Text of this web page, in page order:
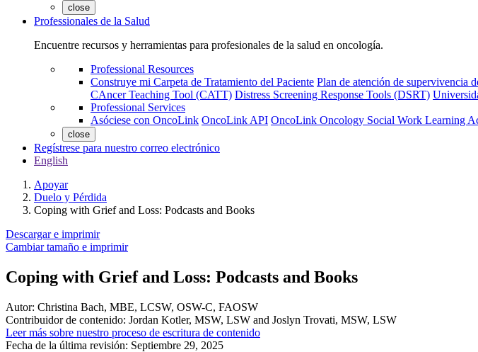
close
Professionales de la Salud
Encuentre recursos y herramientas para profesionales de la salud en oncología.
Professional Resources
Construye mi Carpeta de Tratamiento del Paciente Plan de atención de supervivencia
CAncer Teaching Tool (CATT) Distress Screening Response Tools (DSRT)
Professional Services
Asóciese con OncoLink OncoLink API OncoLink Oncology Social Work Learning
close
Regístrese para nuestro correo electrónico
English
Apoyar
Duelo y Pérdida
Coping with Grief and Loss: Podcasts and Books
Descargar e imprimir
Cambiar tamaño e imprimir
Coping with Grief and Loss: Podcasts and Books
Autor: Christina Bach, MBE, LCSW, OSW-C, FAOSW
Contribuidor de contenido: Jordan Kotler, MSW, LSW and Joslyn Trovati, MSW, LSW
Leer más sobre nuestro proceso de escritura de contenido
Fecha de la última revisión: Septiembre 29, 2025